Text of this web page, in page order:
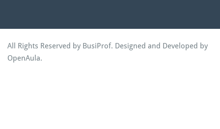
All Rights Reserved by BusiProf. Designed and Developed by
OpenAula.